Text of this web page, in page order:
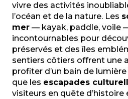
Club de plage Les Marsouins
Plage de Kerouriec
Zef Attitud' Ecole de Char à
Dolmen de Roch en Aud
Chapelle Saint-Zénon
Ty School, école de surf et
vivre des activités
l’océan et de la nature. Les
mer — kayak, paddle, voile
incontournables pour
préservés et des îles
sentiers côtiers offrent une
profiter d’un bain de
que les escapades
visiteurs en quête